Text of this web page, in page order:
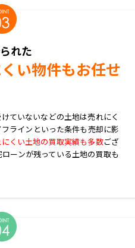
れた
い物件もお任せ
ていないなどの土地は売れにく
ラインといった条件も売却に影
くい土地の買取実績も多数ござ
ーンが残っている土地の買取も